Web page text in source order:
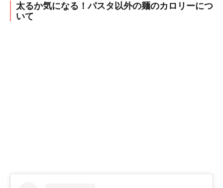
太るか気になる！パスタ以外の麺のカロリーにつ
いて